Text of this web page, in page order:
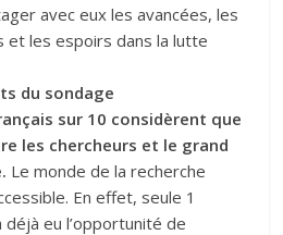
avec eux les avancées, les
les espoirs dans la lutte
du sondage
sur 10 considèrent que
les chercheurs et le grand
Le monde de la recherche
En effet, seule 1
eu l’opportunité de